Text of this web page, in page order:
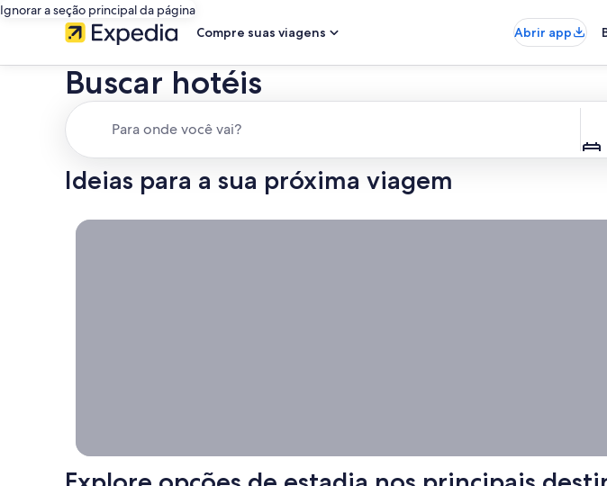
Ignorar a seção principal da página
Compre suas viagens
Abrir app
Buscar hotéis
Ideias para a sua próxima viagem